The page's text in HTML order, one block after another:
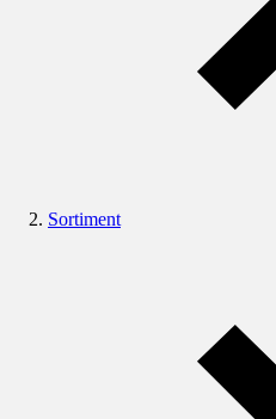
Sortiment